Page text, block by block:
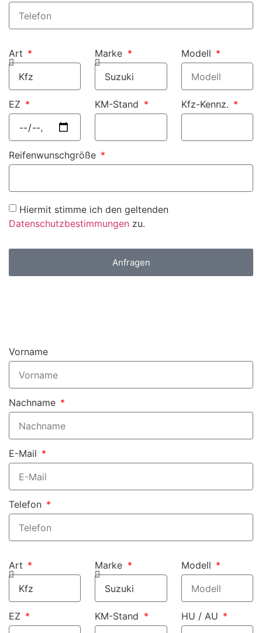
Art Marke Modell
EZ KM-Stand Kfz-Kennz.
Reifenwunschgröße
Hiermit stimme ich den geltenden
Datenschutzbestimmungen zu.
Anfragen
Vorname
Nachname
E-Mail
Telefon
Art Marke Modell
EZ KM-Stand HU / AU